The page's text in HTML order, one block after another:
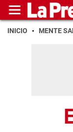
INICIO MENTE